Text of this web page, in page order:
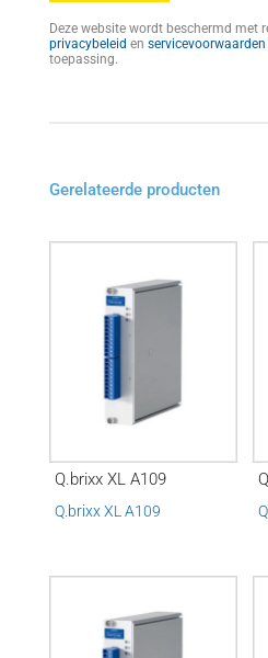
Deze website wordt beschermd met
privacybeleid en servicevoorwaarden
toepassing.
Gerelateerde producten
Q.brixx XL A109
Q.brixx XL A109